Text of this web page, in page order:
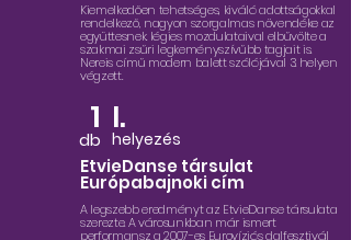
Kiemelkedően tehetséges, kiváló adottságokkal
rendelkező, nagyon szorgalmas növendéke az
együttesnek. légies mozdulataival elbűvölte a
szakmai zsűri legkeményszívűbb tagjait is.
Nereis című modern balett szólójával 3. helyen
végzett.
1
db
I.
helyezés
EtvieDanse társulat
Európabajnoki cím
A legszebb eredményt az EtvieDanse társulata
szerezte. A városunkban már ismert
performansz a 2007-es Eurovíziós dalfesztivál